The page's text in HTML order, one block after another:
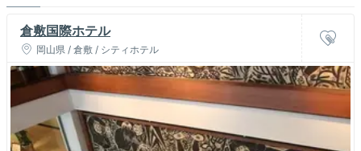
倉敷国際ホテル
岡山県 / 倉敷 / シティホテル